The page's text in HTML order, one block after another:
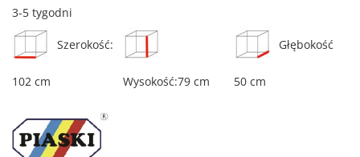
3-5 tygodni
Szerokość:
102 cm Wysokość:79 cm
Głębokość
50 cm